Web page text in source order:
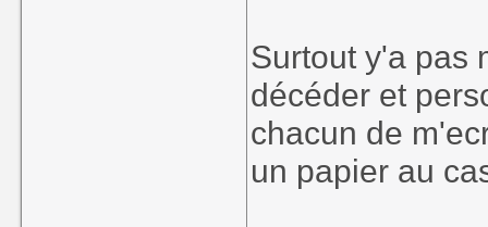
Surtout y'a pas
décéder et
chacun de
un papier au